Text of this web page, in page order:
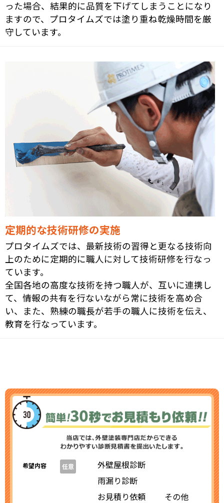
った場合、結果的に品質を下げてしまうことになり
ますので、プロタイムズでは塗り重ね乾燥時間を厳
守しています。
定期的な技術研修の実施
プロタイムズでは、最新技術の習得と更なる技術向
上のために定期的に職人に対して技術研修を行なっ
ています。
全国各地の高度な技術を持つ職人が、互いに連携し
て、情報の共有を行ないながら常に技術を高め合
い、また、熟練の職長が若手の職人に技術を伝え、
教育を行なっています。
希望内容 任意
外壁屋根診断
雨漏り診断
お見積り依頼
その他